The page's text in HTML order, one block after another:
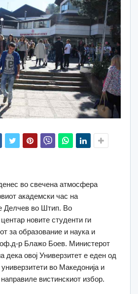
во свечена атмосфера
академски час на
Делчев во Штип. Во
новите студенти ги
за образование и наука и
р Блажо Боев. Министерот
дека овој Универзитет е еден од
универзитети во Македонија и
вистинскиот избор.